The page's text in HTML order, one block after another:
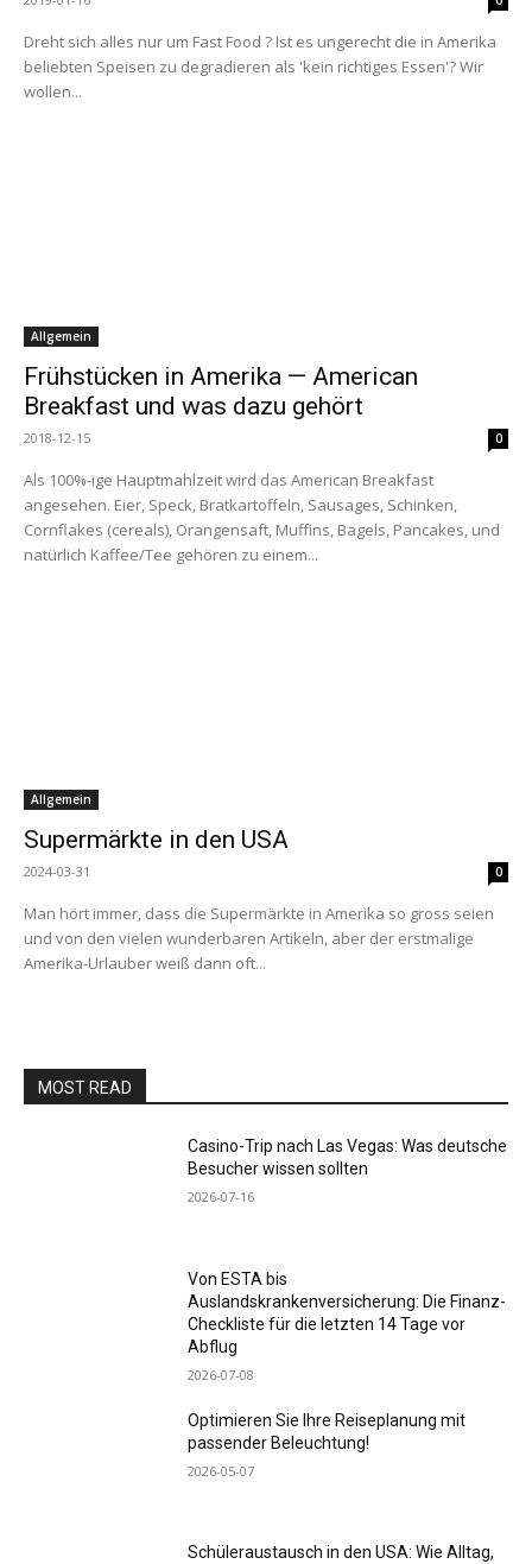
Dreht sich alles nur um Fast Food ? Ist es ungerecht die in Amerika
beliebten Speisen zu degradieren als 'kein richtiges Essen'? Wir
wollen...
Allgemein
Frühstücken in Amerika — American
Breakfast und was dazu gehört
2018-12-15 0
Als 100%-ige Hauptmahlzeit wird das American Breakfast
angesehen. Eier, Speck, Bratkartoffeln, Sausages, Schinken,
Cornflakes (cereals), Orangensaft, Muffins, Bagels, Pancakes, und
natürlich Kaffee/Tee gehören zu einem...
Allgemein
Supermärkte in den USA
2024-03-31 0
Man hört immer, dass die Supermärkte in Amerika so gross seien
und von den vielen wunderbaren Artikeln, aber der erstmalige
Amerika-Urlauber weiß dann oft...
MOST READ
Casino-Trip nach Las Vegas: Was deutsche
Besucher wissen sollten
2026-07-16
Von ESTA bis
Auslandskrankenversicherung: Die Finanz-
Checkliste für die letzten 14 Tage vor
Abflug
2026-07-08
Optimieren Sie Ihre Reiseplanung mit
passender Beleuchtung!
2026-05-07
Schüleraustausch in den USA: Wie Alltag,